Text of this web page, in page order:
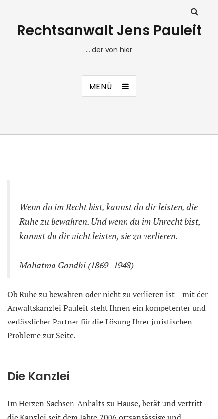
Rechtsanwalt Jens Pauleit
… der von hier
MENÜ
Wenn du im Recht bist, kannst du dir leisten, die
Ruhe zu bewahren. Und wenn du im Unrecht bist,
kannst du dir nicht leisten, sie zu verlieren.
Mahatma Gandhi (1869 -1948)
Ob Ruhe zu bewahren oder nicht zu verlieren ist – mit der
Anwaltskanzlei Pauleit steht Ihnen ein kompetenter und
verlässlicher Partner für die Lösung Ihrer juristischen
Probleme zur Seite.
Die Kanzlei
Im Herzen Sachsen-Anhalts zu Hause, berät und vertritt